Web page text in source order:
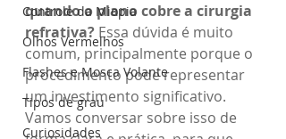
Controle da Miopia
Olhos Vermelhos
Flashes e Mosca Volante
Tipos de grau
Curiosidades
quando o plano cobre a cirurgia
refrativa? Essa dúvida é muito
comum, principalmente porque o
procedimento pode representar
um investimento significativo.
Vamos conversar sobre isso de